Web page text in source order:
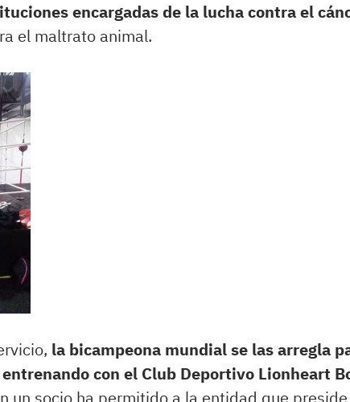
encargadas de la lucha contra el
el maltrato animal.
la bicampeona mundial se las arregla
con el Club Deportivo Lionheart